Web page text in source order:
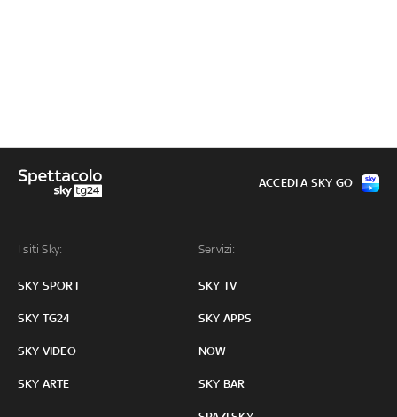
I siti Sky:
SKY SPORT
SKY TG24
SKY VIDEO
SKY ARTE
Servizi:
SKY TV
SKY APPS
NOW
SKY BAR
ACCEDI A SKY GO